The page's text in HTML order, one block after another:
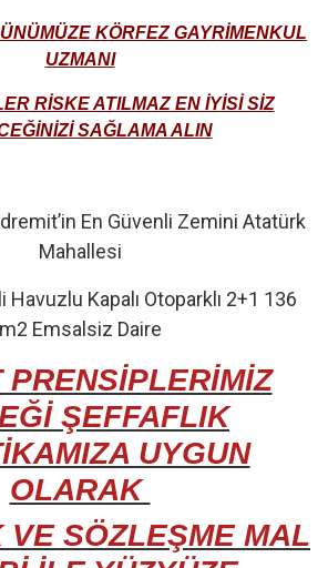
KÖRFEZ GAYRİMENKUL
UZMANI
RİSKE ATILMAZ EN İYİSİ SİZ
SAĞLAMA ALIN
En Güvenli Zemini Atatürk
Mahallesi
Kapalı Otoparklı 2+1 136
m2 Emsalsiz Daire
PRENSİPLERİMİZ
ŞEFFAFLIK
UYGUN
OLARAK
VE SÖZLEŞME MAL